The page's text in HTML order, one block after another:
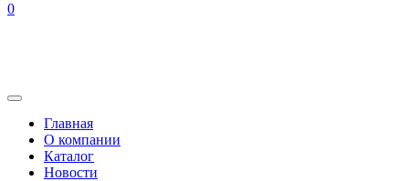
0
Главная
О компании
Каталог
Новости